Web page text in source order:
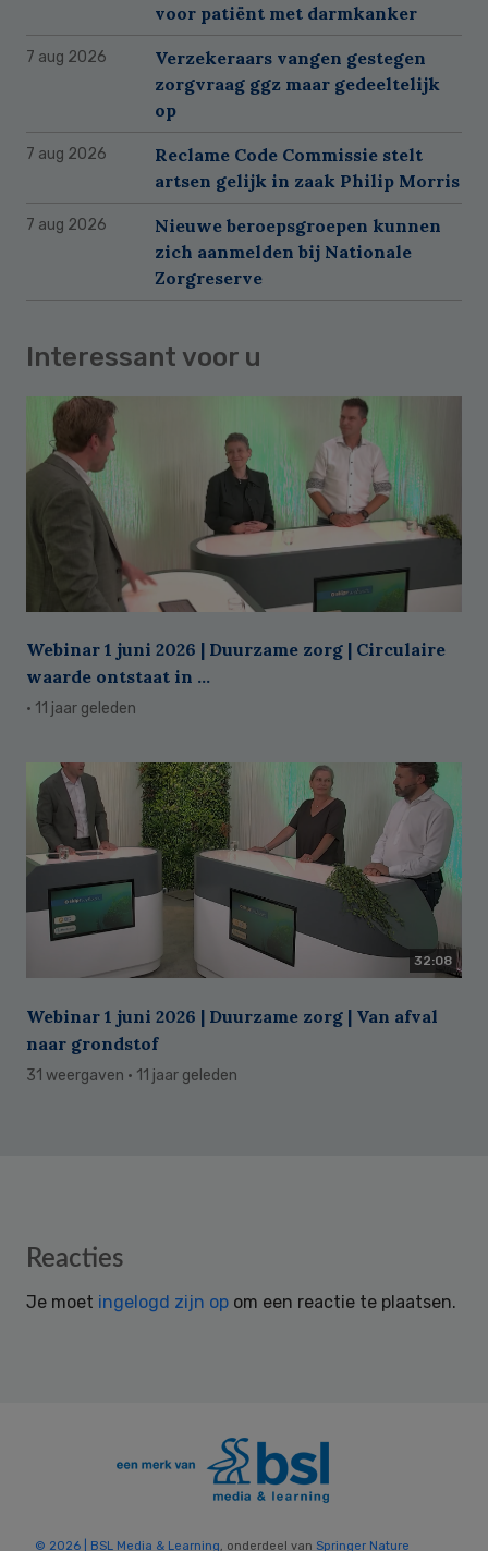
voor patiënt met darmkanker
7 aug 2026
Verzekeraars vangen gestegen
zorgvraag ggz maar gedeeltelijk
op
7 aug 2026
Reclame Code Commissie stelt
artsen gelijk in zaak Philip Morris
7 aug 2026
Nieuwe beroepsgroepen kunnen
zich aanmelden bij Nationale
Zorgreserve
Interessant voor u
Webinar 1 juni 2026 | Duurzame zorg | Circulaire
waarde ontstaat in ...
· 11 jaar geleden
32:08
Webinar 1 juni 2026 | Duurzame zorg | Van afval
naar grondstof
31 weergaven · 11 jaar geleden
Reader
Reacties
Je moet ingelogd zijn op om een reactie te plaatsen.
© 2026 | BSL Media & Learning, onderdeel van Springer Nature